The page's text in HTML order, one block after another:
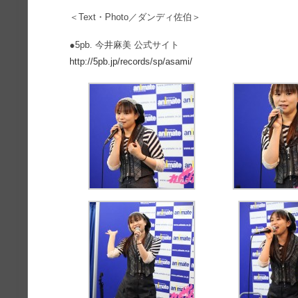
＜Text・Photo／ダンディ佐伯＞
●5pb. 今井麻美 公式サイト
http://5pb.jp/records/sp/asami/